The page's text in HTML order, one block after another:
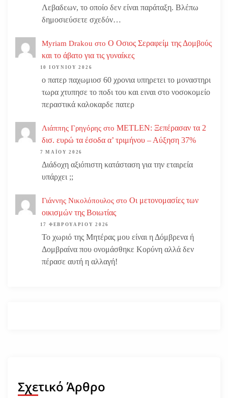
Λεβαδεων, το οποίο δεν είναι παράταξη. Βλέπω
δημοσιεύσετε σχεδόν…
Myriam Drakou στο Ο Οσιος Σεραφείμ της Δομβούς
και το άβατο για τις γυναίκες
10 ΙΟΥΝΊΟΥ 2026
ο πατερ παχωμιοσ 60 χρονια υπηρετει το μοναστηρι
τωρα χτυπησε το ποδι του και ειναι στο νοσοκομείο
περαστικά καλοκαρδε πατερ
Λιάππης Γρηγόρης στο METLEN: Ξεπέρασαν τα 2
δισ. ευρώ τα έσοδα α’ τριμήνου – Αύξηση 37%
7 ΜΑΪ́ΟΥ 2026
Διάδοχη αξιόπιστη κατάσταση για την εταιρεία
υπάρχει ;;
Γιάννης Νικολόπουλος στο Οι μετονομασίες των
οικισμών της Βοιωτίας
17 ΦΕΒΡΟΥΑΡΊΟΥ 2026
Το χωριό της Μητέρας μου είναι η Δόμβρενα ή
Δομβραίνα που ονομάσθηκε Κορύνη αλλά δεν
πέρασε αυτή η αλλαγή!
Σχετικό Άρθρο